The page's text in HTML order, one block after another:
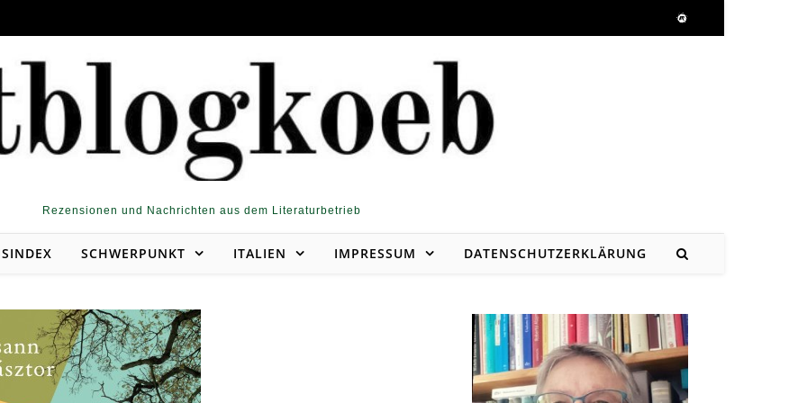
Rezensionen und Nachrichten aus dem Literaturbetrieb
SCHWERPUNKT ITALIEN IMPRESSUM DATENSCHUTZERKLÄRUNG